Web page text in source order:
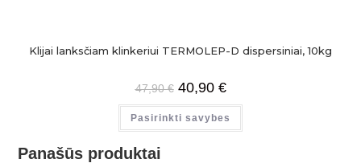
Klijai lanksčiam klinkeriui TERMOLEP-D dispersiniai, 10kg
47,90€ 40,90 €
Pasirinkti savybes
Panašūs produktai